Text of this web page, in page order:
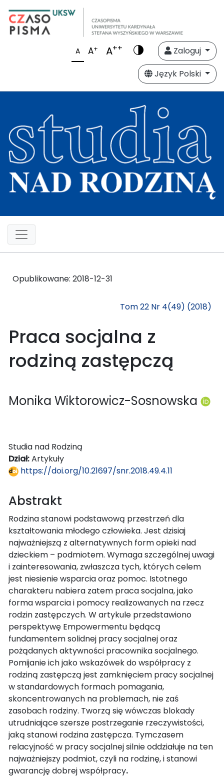
A A+ A++
Zaloguj
Język Polski
Opublikowane: 2018-12-31
Tom 22 Nr 4(49) (2018)
Praca socjalna z
rodziną zastępczą
Monika Wiktorowicz-Sosnowska
Studia nad Rodziną
Dział:Artykuły
https://doi.org/10.21697/snr.2018.49.4.11
Abstrakt
Rodzina stanowi podstawową przestrzeń dla
kształtowania młodego człowieka. Jest dzisiaj
najważniejszą z alternatywnych form opieki nad
dzieckiem – podmiotem. Wymaga szczególnej uwagi
i zainteresowania, zwłaszcza tych, których celem
jest niesienie wsparcia oraz pomoc. Istotnego
charakteru nabiera zatem praca socjalna, jako
forma wsparcia i pomocy realizowanych na rzecz
rodzin zastępczych. W artykule przedstawiono
perspektywę Empowermentu będącą
fundamentem solidnej pracy socjalnej oraz
pożądanych aktywności pracownika socjalnego.
Pomijanie ich jako wskazówek do współpracy z
rodziną zastępczą jest zamknięciem pracy socjalnej
w standardowych formach pomagania,
skoncentrowanych na problemach, nie zaś
zasobach rodziny. Tworzą się wówczas blokady
utrudniające szersze postrzeganie rzeczywistości,
jaką stanowi rodzina zastępcza. Tymczasem
relacyjność w pracy socjalnej silnie oddziałuje na ten
najważniejszy podmiot, czyli na rodzinę, i stanowi
gwarancję dobrej współpracy.